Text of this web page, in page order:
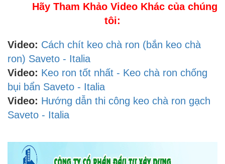
Hãy Tham Khảo Video Khác của chúng
tôi:
Video: Cách chít keo chà ron (bắn keo chà
ron) Saveto - Italia
Video: Keo ron tốt nhất - Keo chà ron chống
bụi bẩn Saveto - Italia
Video: Hướng dẫn thi công keo chà ron gạch
Saveto - Italia